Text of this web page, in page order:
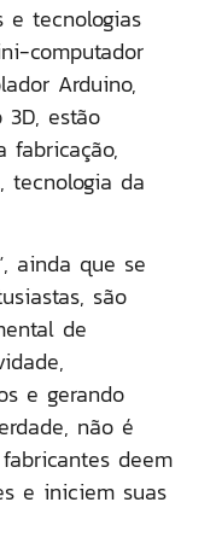
e tecnologias
computador
Arduino,
estão
fabricação,
tecnologia da
ainda que se
são
de
e gerando
não é
deem
e iniciem suas